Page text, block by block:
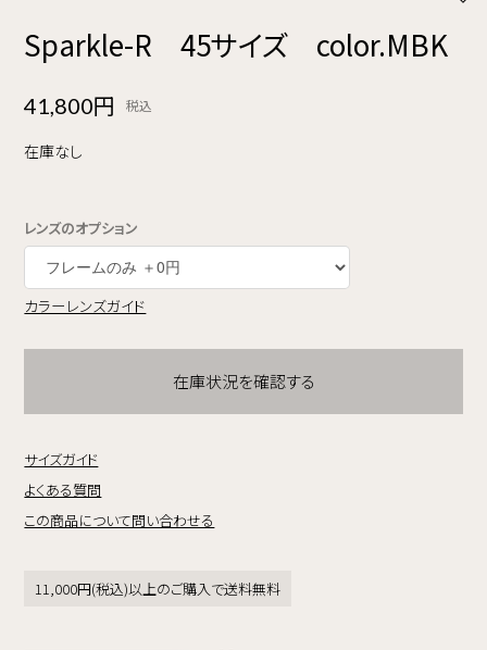
Sparkle-R 45サイズ color.MBK
41,800円 税込
在庫なし
レンズのオプション
カラーレンズガイド
在庫状況を確認する
サイズガイド
よくある質問
この商品について問い合わせる
11,000円(税込)以上のご購入で送料無料